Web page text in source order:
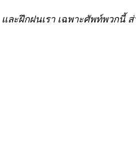
ละฝึกฝนเรา เฉพาะศัพท์พวกนี้